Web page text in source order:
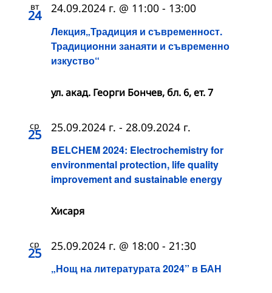
вт
24
Лекция„Традиция и съвременност.
Традиционни занаяти и съвременно
изкуство“
24.09.2024 г. @ 11:00 - 13:00
ул. акад. Георги Бончев, бл. 6, ет. 7
ср
25
BELCHEM 2024: Electrochemistry for
environmental protection, life quality
improvement and sustainable energy
25.09.2024 г. - 28.09.2024 г.
Хисаря
ср
25
„Нощ на литературата 2024” в БАН
25.09.2024 г. @ 18:00 - 21:30